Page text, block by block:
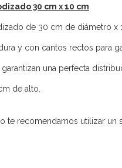
30 cm x 10 cm
de 30 cm de diámetro x
y con cantos rectos para
una perfecta
de alto.
te recomendamos utilizar un